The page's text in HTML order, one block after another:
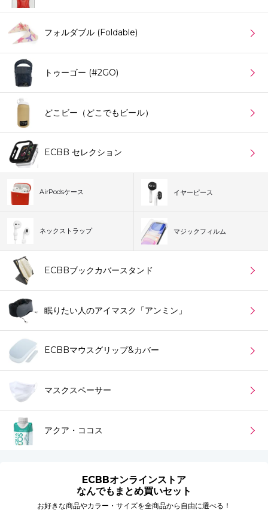
フォルダブル (Foldable)
トゥーゴー (#2GO)
どこビー（どこでもビール）
ECBB セレクション
AirPodsケース イヤーピース
ネックストラップ マジックフィルム
ECBBブックカバースタンド
眠りたい人のアイマスク「アンミン」
ECBBマウスグリップ&カバー
マスクスペーサー
アクア・ココス
ECBBオンラインストア
なんでもまとめ買いセット
お好きな商品やカラー・サイズを全商品から自由に選べる！